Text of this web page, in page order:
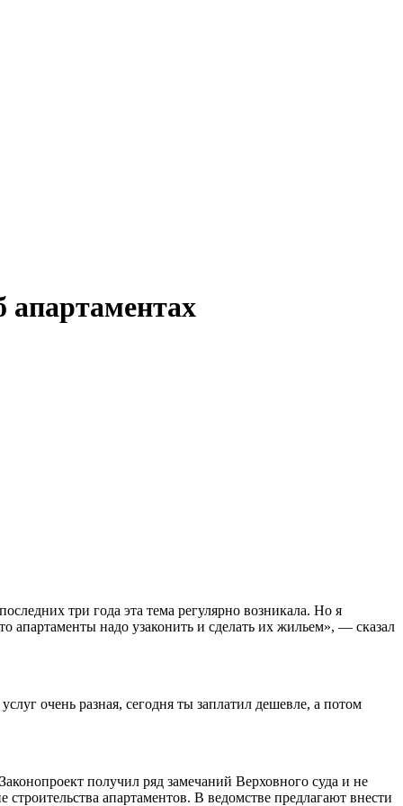
три года эта тема регулярно возникала. Но я
апартаменты надо узаконить и сделать их жильем», — сказал
очень разная, сегодня ты заплатил дешевле, а потом
получил ряд замечаний Верховного суда и не
апартаментов. В ведомстве предлагают внести